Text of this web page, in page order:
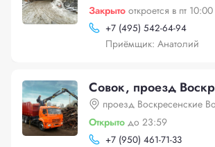
Закрыто откроется в пт 10:00
+7 (495) 542-64-94
Приёмщик: Анатолий
Совок, проезд
проезд Воскресенские
Открыто до 23:59
+7 (950) 461-71-33